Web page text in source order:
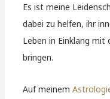
Es ist meine
dabei zu helfen, ihr
Leben in Einklang mit
bringen.
Auf meinem